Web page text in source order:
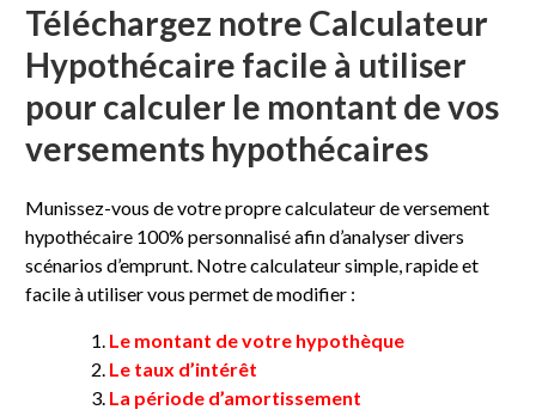
Téléchargez notre Calculateur
Hypothécaire facile à utiliser
pour calculer le montant de vos
versements hypothécaires
Munissez-vous de votre propre calculateur de versement
hypothécaire 100% personnalisé afin d’analyser divers
scénarios d’emprunt. Notre calculateur simple, rapide et
facile à utiliser vous permet de modifier :
Le montant de votre hypothèque
Le taux d’intérêt
La période d’amortissement